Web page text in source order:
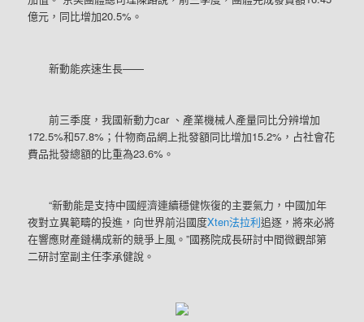
億元，同比增加20.5%。
新動能疾速生長——
前三季度，我國新動力car 、產業機械人產量同比分辨增加
172.5%和57.8%；什物商品網上批發額同比增加15.2%，占社會花
費品批發總額的比重為23.6%。
“新動能是支持中國經濟連續穩健恢復的主要氣力，中國加年
夜對立異範疇的投進，向世界前沿國度Xten法拉利追逐，將來必將
在響應財產鏈構成新的競爭上風。”國務院成長研討中間微觀部第
二研討室副主任李承健說。